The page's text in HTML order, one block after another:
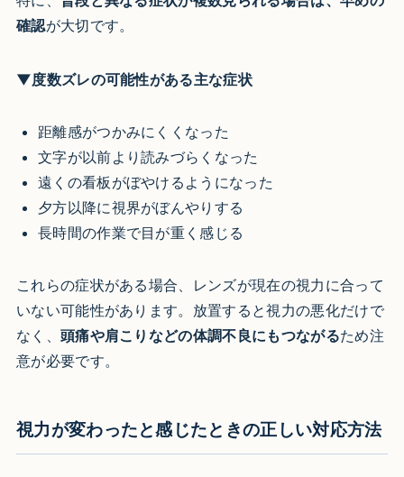
確認が大切です。
▼度数ズレの可能性がある主な症状
距離感がつかみにくくなった
文字が以前より読みづらくなった
遠くの看板がぼやけるようになった
夕方以降に視界がぼんやりする
長時間の作業で目が重く感じる
これらの症状がある場合、レンズが現在の視力に合って
いない可能性があります。放置すると視力の悪化だけで
なく、 頭痛や肩こりなどの体調不良にもつながるため注
意が必要です。
視力が変わったと感じたときの正しい対応方法